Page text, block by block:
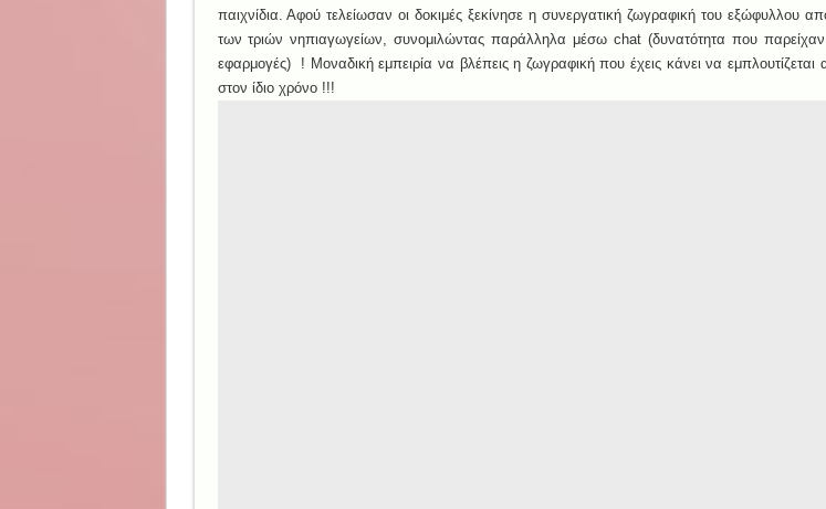
παιχνίδια. Αφού τελείωσαν οι δοκιμές ξεκίνησε η συνεργατική ζωγραφική του εξώφυλλου
των τριών νηπιαγωγείων, συνομιλώντας παράλληλα μέσω chat (δυνατότητα που
εφαρμογές) ! Μοναδική εμπειρία να βλέπεις η ζωγραφική που έχεις κάνει να
στον ίδιο χρόνο !!!